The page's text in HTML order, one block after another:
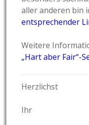
aller anderen bin
entsprechender
Weitere
„Hart aber Fair“-
Herzlichst
Ihr